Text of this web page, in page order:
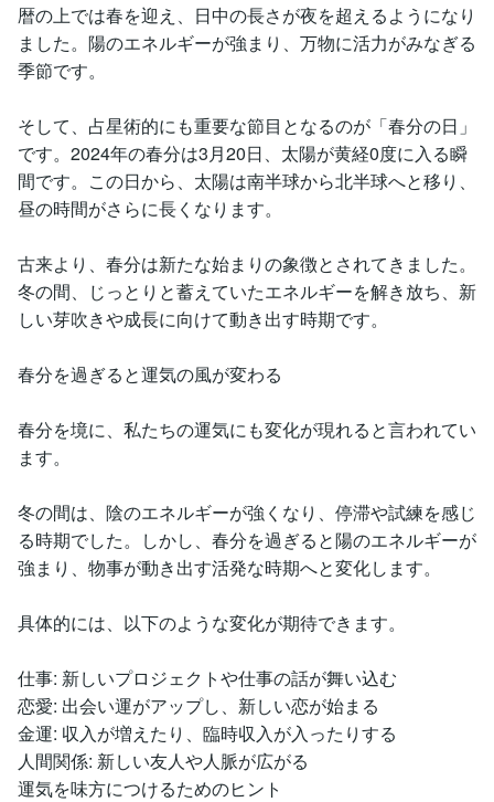
暦の上では春を迎え、日中の長さが夜を超えるようになり
ました。陽のエネルギーが強まり、万物に活力がみなぎる
季節です。
そして、占星術的にも重要な節目となるのが「春分の日」
です。2024年の春分は3月20日、太陽が黄経0度に入る瞬
間です。この日から、太陽は南半球から北半球へと移り、
昼の時間がさらに長くなります。
古来より、春分は新たな始まりの象徴とされてきました。
冬の間、じっとりと蓄えていたエネルギーを解き放ち、新
しい芽吹きや成長に向けて動き出す時期です。
春分を過ぎると運気の風が変わる
春分を境に、私たちの運気にも変化が現れると言われてい
ます。
冬の間は、陰のエネルギーが強くなり、停滞や試練を感じ
る時期でした。しかし、春分を過ぎると陽のエネルギーが
強まり、物事が動き出す活発な時期へと変化します。
具体的には、以下のような変化が期待できます。
仕事: 新しいプロジェクトや仕事の話が舞い込む
恋愛: 出会い運がアップし、新しい恋が始まる
金運: 収入が増えたり、臨時収入が入ったりする
人間関係: 新しい友人や人脈が広がる
運気を味方につけるためのヒント